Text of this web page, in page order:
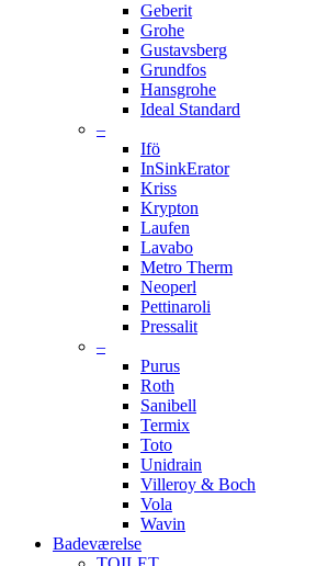
Geberit
Grohe
Gustavsberg
Grundfos
Hansgrohe
Ideal Standard
–
Ifö
InSinkErator
Kriss
Krypton
Laufen
Lavabo
Metro Therm
Neoperl
Pettinaroli
Pressalit
–
Purus
Roth
Sanibell
Termix
Toto
Unidrain
Villeroy & Boch
Vola
Wavin
Badeværelse